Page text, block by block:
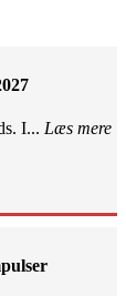
I... Læs mere